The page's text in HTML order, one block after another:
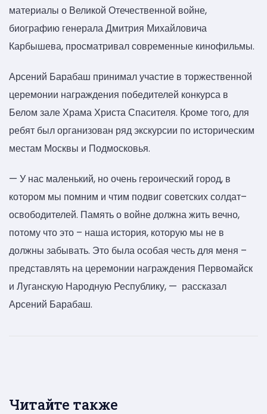
материалы о Великой Отечественной войне,
биографию генерала Дмитрия Михайловича
Карбышева, просматривал современные кинофильмы.
Арсений Барабаш принимал участие в торжественной
церемонии награждения победителей конкурса в
Белом зале Храма Христа Спасителя. Кроме того, для
ребят был организован ряд экскурсии по историческим
местам Москвы и Подмосковья.
— У нас маленький, но очень героический город, в
котором мы помним и чтим подвиг советских солдат–
освободителей. Память о войне должна жить вечно,
потому что это – наша история, которую мы не в
должны забывать. Это была особая честь для меня –
представлять на церемонии награждения Первомайск
и Луганскую Народную Республику, — рассказал
Арсений Барабаш.
Читайте также